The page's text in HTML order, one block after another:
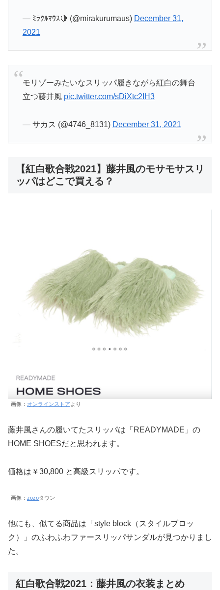
— ﾐﾗｸﾙﾏｳｽ🍋 (@mirakurumaus) December 31,
2021
モリゾーみたいなスリッパ履きながら紅白の舞台
立つ藤井風 pic.twitter.com/sDiXtc2IH3
— サカス (@4746_8131) December 31, 2021
【紅白歌合戦2021】藤井風のモサモサスリ
ッパはどこで買える？
画像： オンラインストア より
藤井風さんの履いてたスリッパは「READYMADE」の
HOME SHOESだと思われます。
価格は￥30,800 と高級スリッパです。
画像： zozoタウン
他にも、似てる商品は「style block（スタイルブロッ
ク）」のふわふわファースリッパサンダルが見つかりまし
た。
紅白歌合戦2021：藤井風の衣装まとめ